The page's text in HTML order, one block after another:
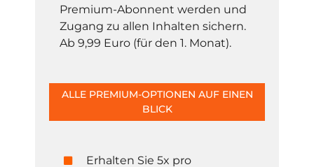
Premium-Abonnent werden und
Zugang zu allen Inhalten sichern.
Ab 9,99 Euro (für den 1. Monat).
ALLE PREMIUM-OPTIONEN AUF EINEN
BLICK
Erhalten Sie 5x pro